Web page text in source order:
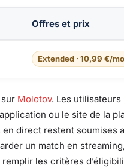
de streaming
Offres et prix
Extended · 10,99 €/
Molotov. Les
ou le site de la
direct restent soumises
un match en
les critères